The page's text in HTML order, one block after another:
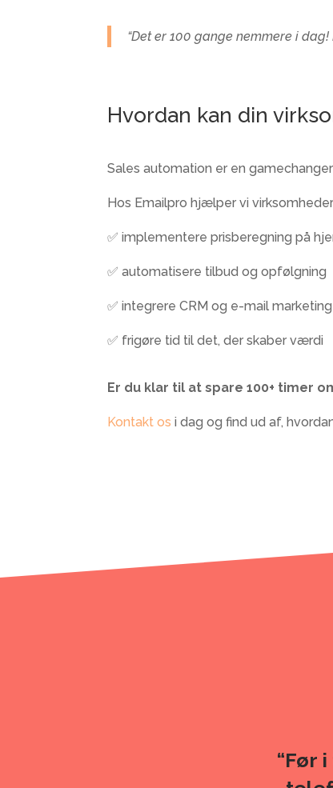
“Det er 100 gange nemmere i
Hvordan kan din
Sales automation er en
Hos Emailpro hjælper vi
✅ implementere prisberegning på
✅ automatisere tilbud og opfølgning
✅ integrere CRM og e-mail marketing
✅ frigøre tid til det, der skaber værdi
Er du klar til at spare 100+ timer
Kontakt os i dag og find ud af,
“Før